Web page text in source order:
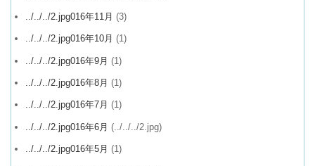
../../../2.jpg016年11月 (3)
../../../2.jpg016年10月 (1)
../../../2.jpg016年9月 (1)
../../../2.jpg016年8月 (1)
../../../2.jpg016年7月 (1)
../../../2.jpg016年6月 (../../../2.jpg)
../../../2.jpg016年5月 (1)